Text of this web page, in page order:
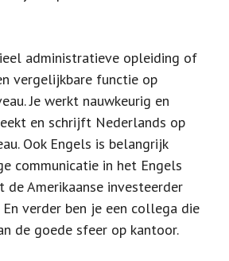
administratieve opleiding of
vergelijkbare functie op
Je werkt nauwkeurig en
en schrijft Nederlands op
Ook Engels is belangrijk
communicatie in het Engels
Amerikaanse investeerder
verder ben je een collega die
de goede sfeer op kantoor.